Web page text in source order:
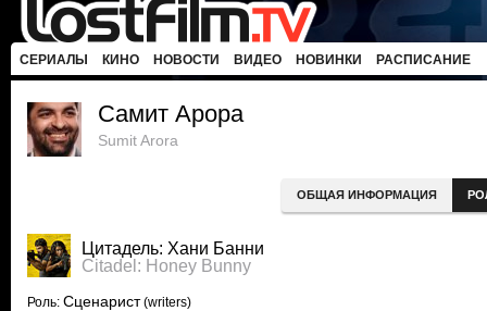
СЕРИАЛЫ КИНО НОВОСТИ ВИДЕО НОВИНКИ РАСПИСАНИЕ
Самит Арора
Sumit Arora
ОБЩАЯ ИНФОРМАЦИЯ
Цитадель: Хани Банни
Citadel: Honey Bunny
Роль: Сценарист(writers)